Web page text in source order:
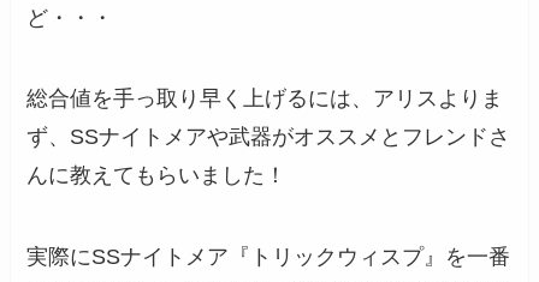
ど・・・
総合値を手っ取り早く上げるには、アリスよりま
ず、SSナイトメアや武器がオススメとフレンドさ
んに教えてもらいました！
実際にSSナイトメア『トリックウィスプ』を一番